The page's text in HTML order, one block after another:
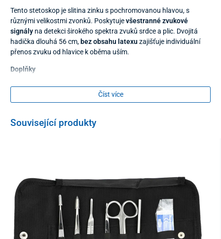
Tento stetoskop je slitina zinku s pochromovanou hlavou, s
různými velikostmi zvonků. Poskytujevšestranné zvukové
signály na detekci širokého spektra zvuků srdce a plic. Dvojitá
hadička dlouhá 56 cm, bez obsahu latexu zajišťuje individuální
přenos zvuku od hlavice k oběma uším.
Doplňky
3 vyměnitelné plastové černé nechladivé zvony
náhradní membrána - 1 ks pro dospělé Ø 37 mm a 1 ks
1 pár transparentních olivek
Čistění:
Celý stetoskop lze otírat hadříkem namočeným do alkoholu nebo
mýdlové vody.
Číst více
Související produkty